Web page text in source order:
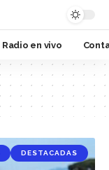
Radio en vivo
DESTACADAS